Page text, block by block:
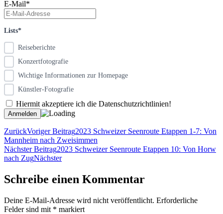
E-Mail*
Lists*
Reiseberichte
Konzertfotografie
Wichtige Informationen zur Homepage
Künstler-Fotografie
Hiermit akzeptiere ich die Datenschutzrichtlinien!
ZurückVoriger Beitrag2023 Schweizer Seenroute Etappen 1-7: Von
Mannheim nach Zweisimmen
Nächster Beitrag2023 Schweizer Seenroute Etappen 10: Von Horw
nach ZugNächster
Schreibe einen Kommentar
Deine E-Mail-Adresse wird nicht veröffentlicht. Erforderliche
Felder sind mit * markiert